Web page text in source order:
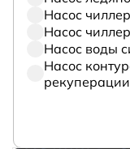
Насос
Насос
Насос воды
Насос